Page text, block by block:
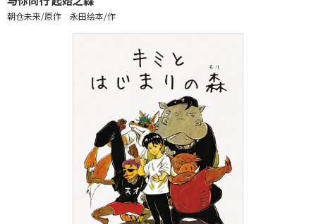
朝仓未来/原作 永田绘本/作